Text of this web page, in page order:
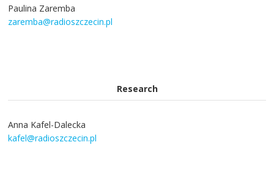
Paulina Zaremba
zaremba@radioszczecin.pl
Research
Anna Kafel-Dalecka
kafel@radioszczecin.pl